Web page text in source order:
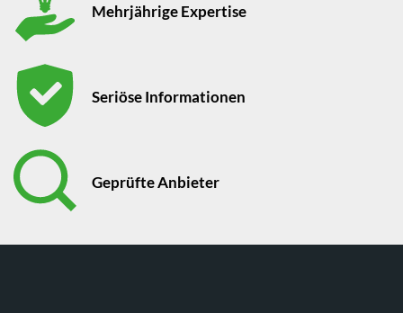
Mehrjährige Expertise
Seriöse Informationen
Geprüfte Anbieter